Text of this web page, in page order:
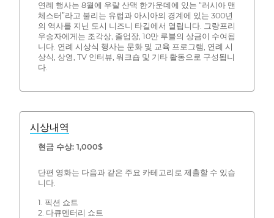
연례 행사는 8월에 우랄 산맥 한가운데에 있는 “러시아 맨
체스터”라고 불리는 유럽과 아시아의 경계에 있는 300년
의 역사를 지닌 도시 니즈니 타길에서 열립니다. 그랑프리
우승자에게는 조각상, 졸업장, 10만 루블의 상금이 수여됩
니다. 연례 시상식 행사는 문화 및 교육 프로그램, 연례 시
상식, 상영, TV 인터뷰, 워크숍 및 기타 활동으로 구성됩니
다.
시상내역
현금 수상: 1,000$
단편 영화는 다음과 같은 주요 카테고리로 제출할 수 있습
니다.
1. 픽션 쇼트
2. 다큐멘터리 쇼트